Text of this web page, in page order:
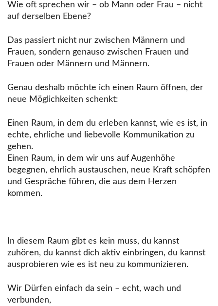
Wie oft sprechen wir – ob Mann oder Frau – nicht
auf derselben Ebene?
Das passiert nicht nur zwischen Männern und
Frauen, sondern genauso zwischen Frauen und
Frauen oder Männern und Männern.
Genau deshalb möchte ich einen Raum öffnen, der
neue Möglichkeiten schenkt:
Einen Raum, in dem du erleben kannst, wie es ist, in
echte, ehrliche und liebevolle Kommunikation zu
gehen.
Einen Raum, in dem wir uns auf Augenhöhe
begegnen, ehrlich austauschen, neue Kraft schöpfen
und Gespräche führen, die aus dem Herzen
kommen.
In diesem Raum gibt es kein muss, du kannst
zuhören, du kannst dich aktiv einbringen, du kannst
ausprobieren wie es ist neu zu kommunizieren.
Wir Dürfen einfach da sein – echt, wach und
verbunden,